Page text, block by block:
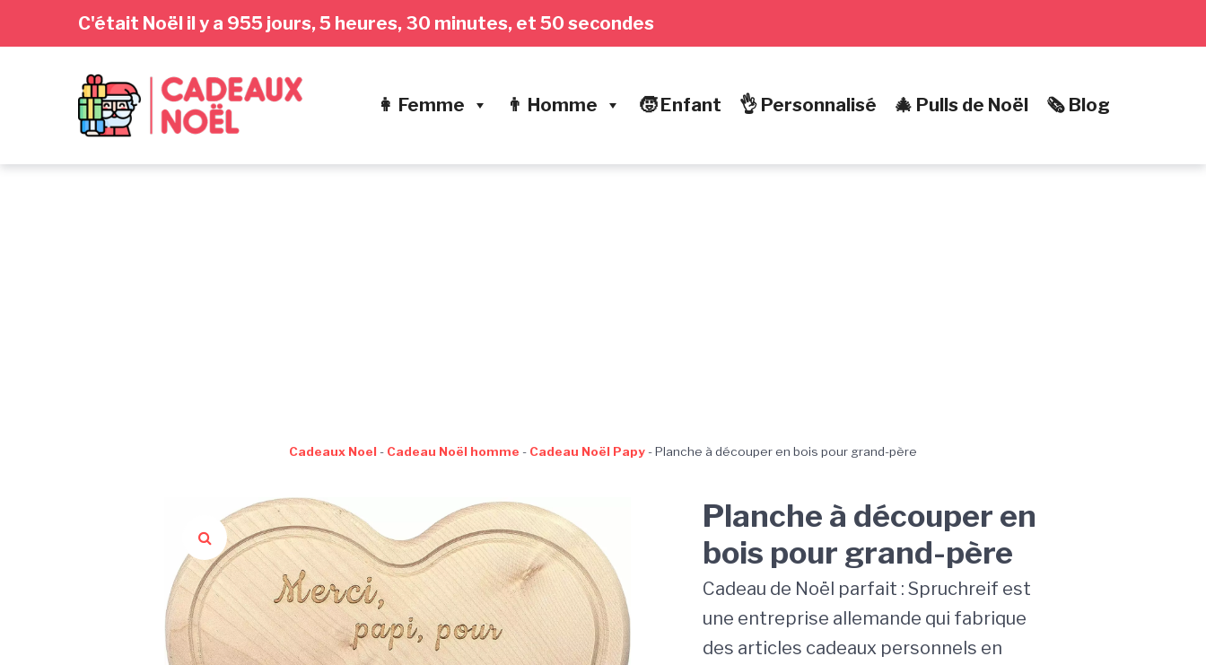
navigation
C'était Noël il y a 955 jours, 5 heures, 30 minutes, et 50 secondes
👩 Femme 👨 Homme 🧒 Enfant 👌 Personnalisé 🎄 Pulls de Noël 🗞️ Blog
Cadeaux Noel - Cadeau Noël homme - Cadeau Noël Papy -Planche à découper en bois pour grand-père
Planche à découper en
bois pour grand-père
Cadeau de Noël parfait : Spruchreif est
une entreprise allemande qui fabrique
des articles cadeaux personnels en